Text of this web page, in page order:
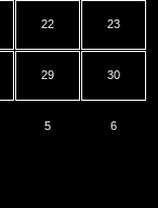
22 23
29 30
5 6